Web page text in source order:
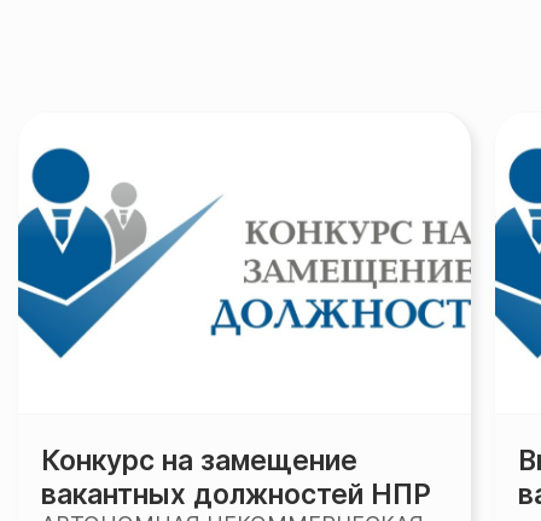
Конкурс на замещение
вакантных должностей НПР